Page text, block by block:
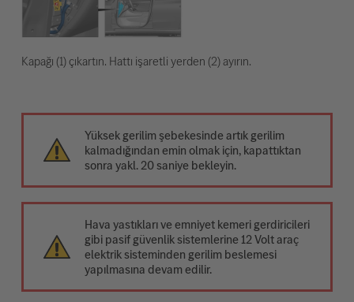
Kapağı (1) çıkartın. Hattı işaretli yerden (2) ayırın.
Yüksek gerilim şebekesinde artık gerilim
kalmadığından emin olmak için, kapattıktan
sonra yakl. 20 saniye bekleyin.
Hava yastıkları ve emniyet kemeri gerdiricileri
gibi pasif güvenlik sistemlerine 12 Volt araç
elektrik sisteminden gerilim beslemesi
yapılmasına devam edilir.